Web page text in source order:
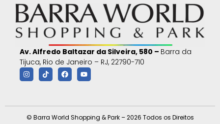
Av. Alfredo Baltazar da Silveira, 580 – Barra da
Tijuca, Rio de Janeiro – RJ, 22790-710
© Barra World Shopping & Park – 2026 Todos os Direitos